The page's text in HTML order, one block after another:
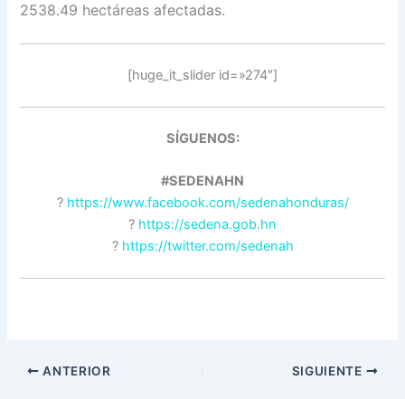
2538.49 hectáreas afectadas.
[huge_it_slider id=»274″]
SÍGUENOS:
#SEDENAHN
? https://www.facebook.com/sedenahonduras/
? https://sedena.gob.hn
? https://twitter.com/sedenah
ANTERIOR SIGUIENTE